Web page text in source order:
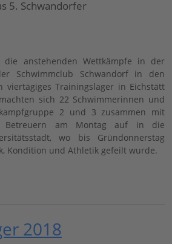
5. Schwandorfer
anstehenden Wettkämpfe in der
Schwimmclub Schwandorf in den
viertägiges Trainingslager in Eichstätt
sich 22 Schwimmerinnen und
2 und 3 zusammen mit
Betreuern am Montag auf in die
wo bis Gründonnerstag
Kondition und Athletik gefeilt wurde.
2018